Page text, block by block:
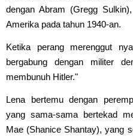
dengan Abram (Gregg
Amerika pada tahun 1940-an.
Ketika perang merenggut
bergabung dengan militer
membunuh Hitler."
Lena bertemu dengan
yang sama-sama bertekad
Mae (Shanice Shantay), yang